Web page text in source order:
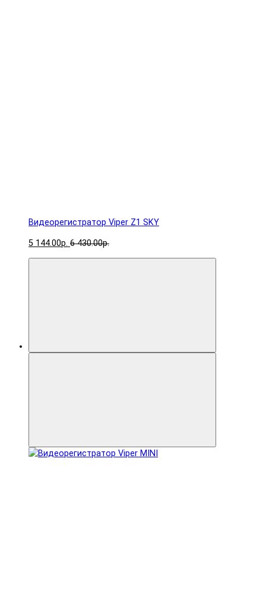
Видеорегистратор Viper Z1 SKY
5 144.00р. 6 430.00р.